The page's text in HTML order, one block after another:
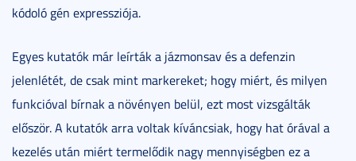
kódoló gén expressziója.
Egyes kutatók már leírták a jázmonsav és a defenzin
jelenlétét, de csak mint markereket; hogy miért, és milyen
funkcióval bírnak a növényen belül, ezt most vizsgálták
először. A kutatók arra voltak kíváncsiak, hogy hat órával a
kezelés után miért termelődik nagy mennyiségben ez a